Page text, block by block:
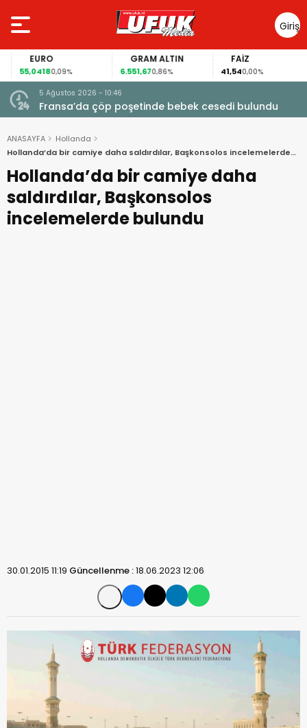
Giriş
Yap
EURO
55,04180,09%
GRAM ALTIN
6.551,670,86%
FAİZ
41,540,00%
5 Ağustos 2026 - 10:46
Fransa’da çöp poşetinde bebek cesedi bulundu
ANASAYFA
Hollanda
Hollanda’da bir camiye daha saldırdılar, Başkonsolos incelemelerde
bulundu
Hollanda’da bir camiye daha
saldırdılar, Başkonsolos
incelemelerde bulundu
30.01.2015 11:19 Güncellenme :18.06.2023 12:06